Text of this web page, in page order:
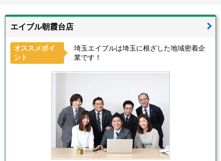
エイブル朝霞台店
オススメポイ
ント
埼玉エイブルは埼玉に根ざした地域密着企
業です！